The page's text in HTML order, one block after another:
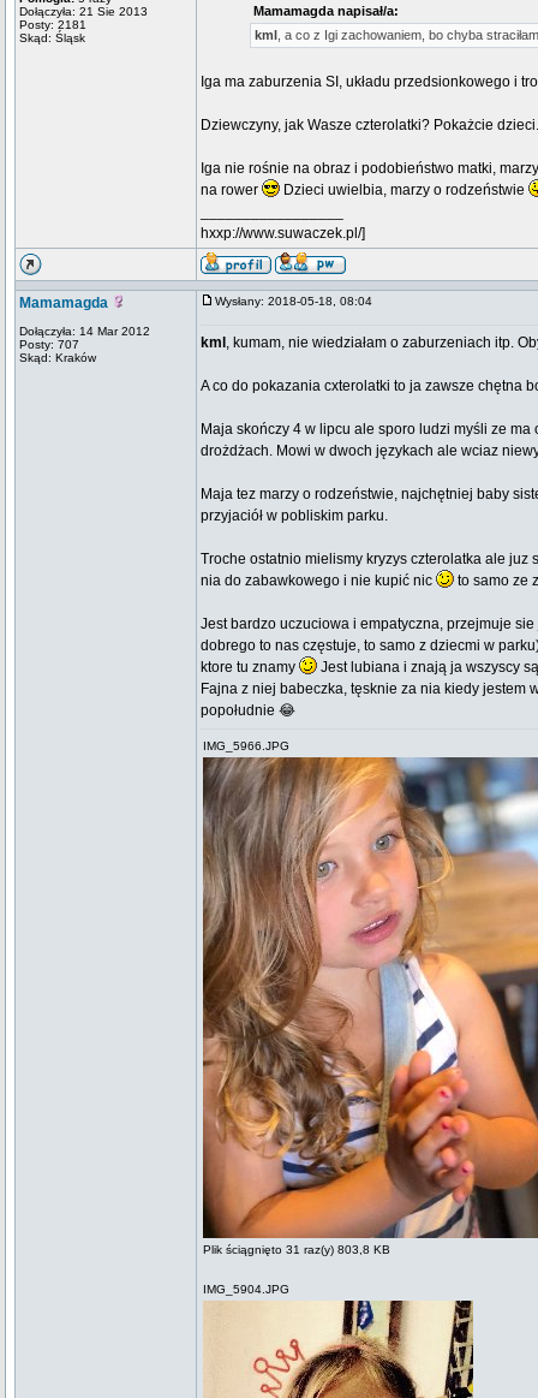
Dołączyła: 21 Sie 2013
Posty: 2181
Skąd: Śląsk
Mamamagda napisał/a:
kml , a co z Igi zachowaniem, bo chyba
Iga ma zaburzenia SI, układu przedsionkowego i
Dziewczyny, jak Wasze czterolatki? Pokażcie dzieci.
Iga nie rośnie na obraz i podobieństwo matki,
na rower
Dzieci uwielbia, marzy o rodzeństwie
hxxp://www.suwaczek.pl/]
Mamamagda
Dołączyła: 14 Mar 2012
Posty: 707
Skąd: Kraków
Wysłany: 2018-05-18, 08:04
kml , kumam, nie wiedziałam o zaburzeniach itp.
A co do pokazania cxterolatki to ja zawsze chętna
Maja skończy 4 w lipcu ale sporo ludzi myśli ze
drożdżach. Mowi w dwoch językach ale wciaz
Maja tez marzy o rodzeństwie, najchętniej baby
przyjaciół w pobliskim parku.
Troche ostatnio mielismy kryzys czterolatka ale
nia do zabawkowego i nie kupić nic
to samo ze
Jest bardzo uczuciowa i empatyczna, przejmuje
dobrego to nas częstuje, to samo z dziecmi w
ktore tu znamy
Jest lubiana i znają ja wszyscy
Fajna z niej babeczka, tęsknie za nia kiedy jestem
popołudnie 😂
IMG_5966.JPG
Plik ściągnięto 31 raz(y) 803,8 KB
IMG_5904.JPG